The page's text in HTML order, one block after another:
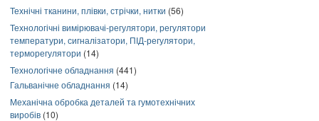
Технічні тканини, плівки, стрічки, нитки (56)
Технологічні вимірювачі-регулятори, регулятори
температури, сигналізатори, ПІД-регулятори,
терморегулятори (14)
Технологічне обладнання (441)
Гальванічне обладнання (14)
Механічна обробка деталей та гумотехнічних
виробів (10)